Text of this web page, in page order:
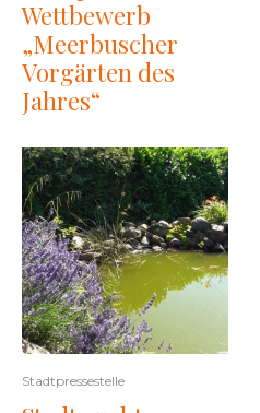
Wettbewerb
„Meerbuscher
Vorgärten des
Jahres“
Stadtpressestelle